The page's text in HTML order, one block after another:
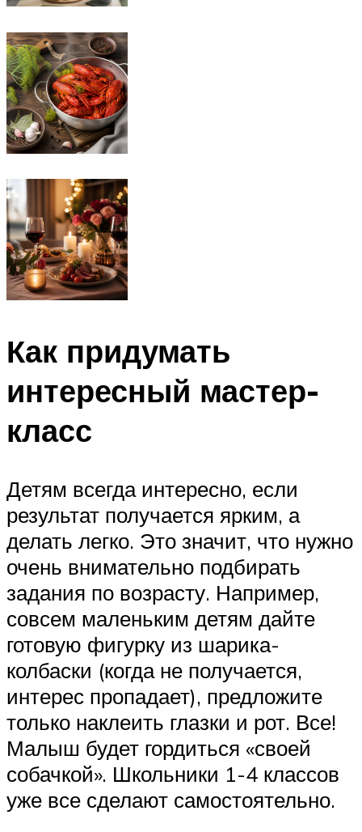
Как придумать
интересный мастер-
класс
Детям всегда интересно, если
результат получается ярким, а
делать легко. Это значит, что нужно
очень внимательно подбирать
задания по возрасту. Например,
совсем маленьким детям дайте
готовую фигурку из шарика-
колбаски (когда не получается,
интерес пропадает), предложите
только наклеить глазки и рот. Все!
Малыш будет гордиться «своей
собачкой». Школьники 1-4 классов
уже все сделают самостоятельно.